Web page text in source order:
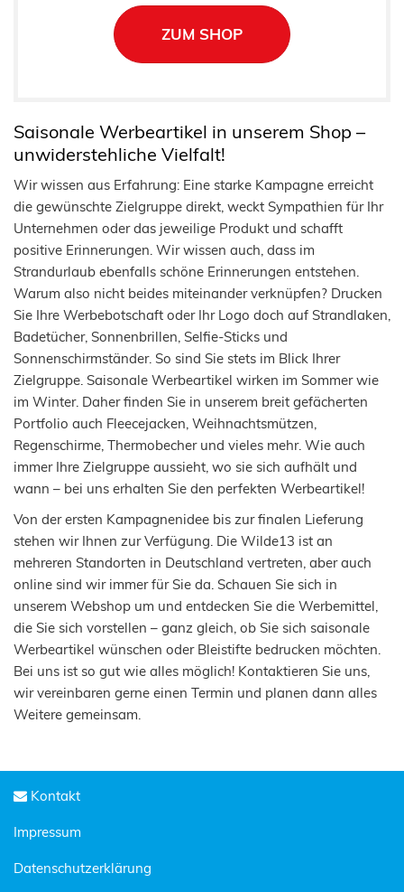
ZUM SHOP
Saisonale Werbeartikel in unserem Shop –
unwiderstehliche Vielfalt!
Wir wissen aus Erfahrung: Eine starke Kampagne erreicht
die gewünschte Zielgruppe direkt, weckt Sympathien für Ihr
Unternehmen oder das jeweilige Produkt und schafft
positive Erinnerungen. Wir wissen auch, dass im
Strandurlaub ebenfalls schöne Erinnerungen entstehen.
Warum also nicht beides miteinander verknüpfen? Drucken
Sie Ihre Werbebotschaft oder Ihr Logo doch auf Strandlaken,
Badetücher, Sonnenbrillen, Selfie-Sticks und
Sonnenschirmständer. So sind Sie stets im Blick Ihrer
Zielgruppe. Saisonale Werbeartikel wirken im Sommer wie
im Winter. Daher finden Sie in unserem breit gefächerten
Portfolio auch Fleecejacken, Weihnachtsmützen,
Regenschirme, Thermobecher und vieles mehr. Wie auch
immer Ihre Zielgruppe aussieht, wo sie sich aufhält und
wann – bei uns erhalten Sie den perfekten Werbeartikel!
Von der ersten Kampagnenidee bis zur finalen Lieferung
stehen wir Ihnen zur Verfügung. Die Wilde13 ist an
mehreren Standorten in Deutschland vertreten, aber auch
online sind wir immer für Sie da. Schauen Sie sich in
unserem Webshop um und entdecken Sie die Werbemittel,
die Sie sich vorstellen – ganz gleich, ob Sie sich saisonale
Werbeartikel wünschen oder Bleistifte bedrucken möchten.
Bei uns ist so gut wie alles möglich! Kontaktieren Sie uns,
wir vereinbaren gerne einen Termin und planen dann alles
Weitere gemeinsam.
Kontakt
Impressum
Datenschutzerklärung